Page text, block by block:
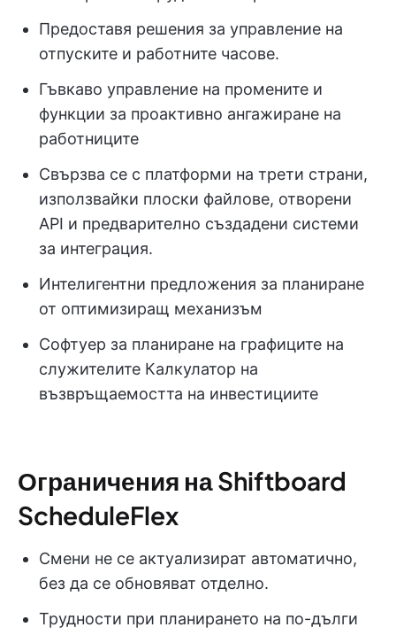
Предоставя решения за управление на
отпуските и работните часове.
Гъвкаво управление на промените и
функции за проактивно ангажиране на
работниците
Свързва се с платформи на трети страни,
използвайки плоски файлове, отворени
API и предварително създадени системи
за интеграция.
Интелигентни предложения за планиране
от оптимизиращ механизъм
Софтуер за планиране на графиците на
служителите Калкулатор на
възвръщаемостта на инвестициите
Ограничения на Shiftboard
ScheduleFlex
Смени не се актуализират автоматично,
без да се обновяват отделно.
Трудности при планирането на по-дълги